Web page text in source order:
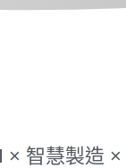
智慧製造